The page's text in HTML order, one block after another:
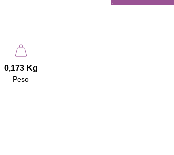
0,173 Kg
Peso